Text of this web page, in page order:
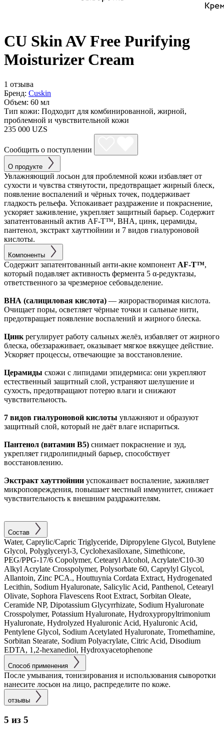
CU Skin AV Free Purifying
Moisturizer Cream
1 отзыва
Бренд: Cuskin
Объем: 60 мл
Тип кожи: Подходит для комбинированной, жирной,
проблемной и чувствительной кожи
235 000 UZS
Сообщить о поступлении
О продукте
Увлажняющий лосьон для проблемной кожи избавляет от
сухости и чувства стянутости, предотвращает жирный блеск,
появление воспалений и чёрных точек, поддерживает
гладкость рельефа. Успокаивает раздражение и покраснение,
ускоряет заживление, укрепляет защитный барьер. Содержит
запатентованный актив AF-T™, BHA, цинк, церамиды,
пантенол, экстракт хауттюйнии и 7 видов гиалуроновой
кислоты.
Компоненты
Содержит запатентованный анти-акне компонент AF-T™,
который подавляет активность фермента 5 α-редуктазы,
ответственного за чрезмерное себовыделение.
BHA (салициловая кислота) — жирорастворимая кислота.
Очищает поры, осветляет чёрные точки и сальные нити,
предотвращает появление воспалений и жирного блеска.
Цинк регулирует работу сальных желёз, избавляет от жирного
блеска, обеззараживает, оказывает мягкое вяжущее действие.
Ускоряет процессы, отвечающие за восстановление.
Церамиды схожи с липидами эпидермиса: они укрепляют
естественный защитный слой, устраняют шелушение и
сухость, предотвращают потерю влаги и снижают
чувствительность.
7 видов гиалуроновой кислоты увлажняют и образуют
защитный слой, который не даёт влаге испариться.
Пантенол (витамин B5) снимает покраснение и зуд,
укрепляет гидролипидный барьер, способствует
восстановлению.
Экстракт хауттюйнии успокаивает воспаление, заживляет
микроповреждения, повышает местный иммунитет, снижает
чувствительность к внешним раздражителям.
Состав
Water, Caprylic/Capric Triglyceride, Dipropylene Glycol, Butylene
Glycol, Polyglyceryl-3, Cyclohexasiloxane, Simethicone,
PEG/PPG-17/6 Copolymer, Cetearyl Alcohol, Acrylate/C10-30
Alkyl Acrylate Crosspolymer, Polysorbate 60, Caprylyl Glycol,
Allantoin, Zinc PCA., Houttuynia Cordata Extract, Hydrogenated
Lecithin, Sodium Hyaluronate, Salicylic Acid, Panthenol, Cetearyl
Olivate, Sophora Flavescens Root Extract, Sorbitan Oleate,
Ceramide NP, Dipotassium Glycyrrhizate, Sodium Hyaluronate
Crosspolymer, Potassium Hyaluronate, Hydroxypropyltrimonium
Hyaluronate, Hydrolyzed Hyaluronic Acid, Hyaluronic Acid,
Pentylene Glycol, Sodium Acetylated Hyaluronate, Tromethamine,
Sorbitan Stearate, Sodium Polyacrylate, Citric Acid, Disodium
EDTA, 1,2-hexanediol, Hydroxyacetophenone
Способ применения
После умывания, тонизирования и использования сыворотки
нанесите лосьон на лицо, распределите по коже.
отзывы
5 из 5